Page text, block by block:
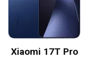
Xiaomi 17T Pro